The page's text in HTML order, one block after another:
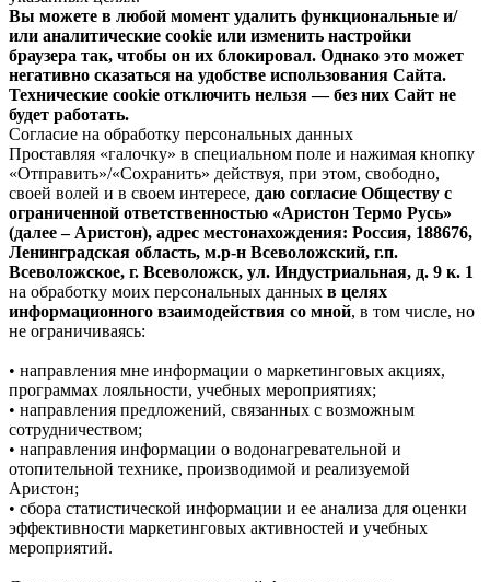
Вы можете в любой момент удалить функциональные и/
или аналитические cookie или изменить настройки
браузера так, чтобы он их блокировал. Однако это может
негативно сказаться на удобстве использования Сайта.
Технические cookie отключить нельзя — без них Сайт не
будет работать.
Согласие на обработку персональных данных
Проставляя «галочку» в специальном поле и нажимая кнопку
«Отправить»/«Сохранить» действуя, при этом, свободно,
своей волей и в своем интересе, даю согласие Обществу с
ограниченной ответственностью «Аристон Термо Русь»
(далее – Аристон), адрес местонахождения: Россия, 188676,
Ленинградская область, м.р-н Всеволожский, г.п.
Всеволожское, г. Всеволожск, ул. Индустриальная, д. 9 к. 1
на обработку моих персональных данных в целях
информационного взаимодействия со мной, в том числе, но
не ограничиваясь:
• направления мне информации о маркетинговых акциях,
программах лояльности, учебных мероприятиях;
• направления предложений, связанных с возможным
сотрудничеством;
• направления информации о водонагревательной и
отопительной технике, производимой и реализуемой
Аристон;
• сбора статистической информации и ее анализа для оценки
эффективности маркетинговых активностей и учебных
мероприятий.